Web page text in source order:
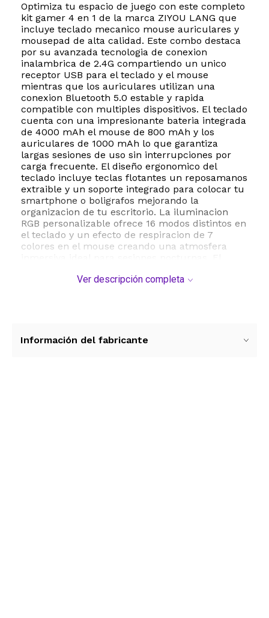
Optimiza tu espacio de juego con este completo
kit gamer 4 en 1 de la marca ZIYOU LANG que
incluye teclado mecanico mouse auriculares y
mousepad de alta calidad. Este combo destaca
por su avanzada tecnologia de conexion
inalambrica de 2.4G compartiendo un unico
receptor USB para el teclado y el mouse
mientras que los auriculares utilizan una
conexion Bluetooth 5.0 estable y rapida
compatible con multiples dispositivos. El teclado
cuenta con una impresionante bateria integrada
de 4000 mAh el mouse de 800 mAh y los
auriculares de 1000 mAh lo que garantiza
largas sesiones de uso sin interrupciones por
carga frecuente. El diseño ergonomico del
teclado incluye teclas flotantes un reposamanos
extraible y un soporte integrado para colocar tu
smartphone o boligrafos mejorando la
organizacion de tu escritorio. La iluminacion
RGB personalizable ofrece 16 modos distintos en
el teclado y un efecto de respiracion de 7
colores en el mouse creando una atmosfera
cuatro niveles de DPI que van desde 800 hasta
plazo. Este kit es compatible con sistemas
Ver descripción completa
Información del fabricante